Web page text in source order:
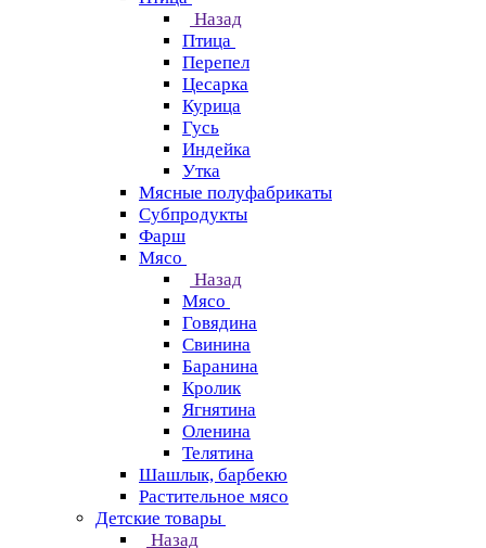
Назад
Птица
Перепел
Цесарка
Курица
Гусь
Индейка
Утка
Мясные полуфабрикаты
Субпродукты
Фарш
Мясо
Назад
Мясо
Говядина
Свинина
Баранина
Кролик
Ягнятина
Оленина
Телятина
Шашлык, барбекю
Растительное мясо
Детские товары
Назад